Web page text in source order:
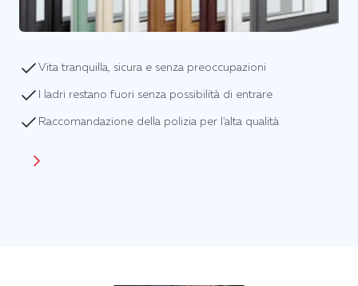
Vita tranquilla, sicura e senza preoccupazioni
I ladri restano fuori senza possibilità di entrare
Raccomandazione della polizia per l'alta qualità